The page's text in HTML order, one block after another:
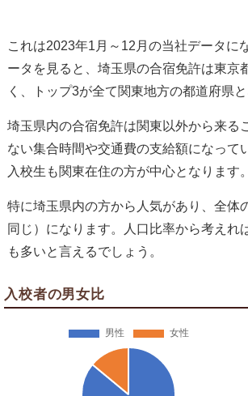
これは2023年1月～12月の当社データに
ータを見ると、埼玉県の合宿免許は東京
く、トップ3が全て関東地方の都道府県と
埼玉県内の合宿免許は関東以外から来る
ない集合時間や交通費の支給額になって
入校生も関東在住の方が中心となります。
特に埼玉県内の方から人気があり、全体
同じ）になります。人口比率から考えれ
も多いと言えるでしょう。
入校者の男女比